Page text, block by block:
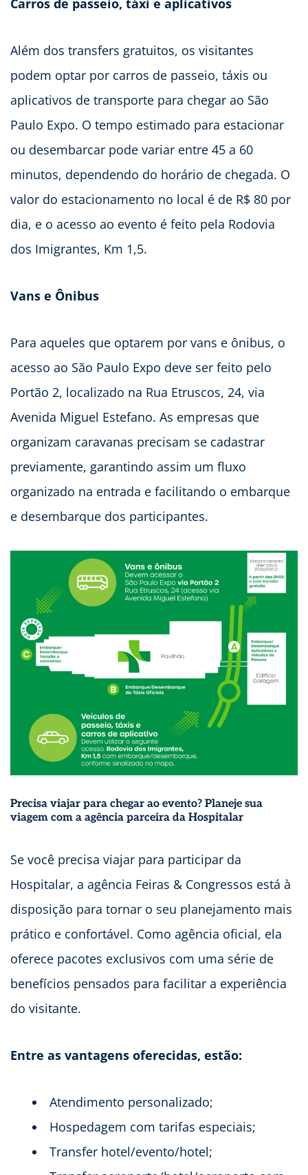
Além dos transfers gratuitos, os visitantes
podem optar por carros de passeio, táxis ou
aplicativos de transporte para chegar ao São
Paulo Expo. O tempo estimado para estacionar
ou desembarcar pode variar entre 45 a 60
minutos, dependendo do horário de chegada. O
valor do estacionamento no local é de R$ 80 por
dia, e o acesso ao evento é feito pela Rodovia
dos Imigrantes, Km 1,5.
Vans e Ônibus
Para aqueles que optarem por vans e ônibus, o
acesso ao São Paulo Expo deve ser feito pelo
Portão 2, localizado na Rua Etruscos, 24, via
Avenida Miguel Estefano. As empresas que
organizam caravanas precisam se cadastrar
previamente, garantindo assim um fluxo
organizado na entrada e facilitando o embarque
e desembarque dos participantes.
Precisa viajar para chegar ao evento? Planeje sua
viagem com a agência parceira da Hospitalar
Se você precisa viajar para participar da
Hospitalar, a agência Feiras & Congressos está à
disposição para tornar o seu planejamento mais
prático e confortável. Como agência oficial, ela
oferece pacotes exclusivos com uma série de
benefícios pensados para facilitar a experiência
do visitante.
Entre as vantagens oferecidas, estão:
Atendimento personalizado;
Hospedagem com tarifas especiais;
Transfer hotel/evento/hotel;